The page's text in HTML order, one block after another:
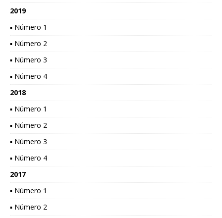
2019
▪ Número 1
▪ Número 2
▪ Número 3
▪ Número 4
2018
▪ Número 1
▪ Número 2
▪ Número 3
▪ Número 4
2017
▪ Número 1
▪ Número 2